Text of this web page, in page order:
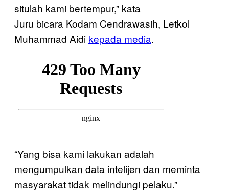
situlah kami bertempur,” kata
Juru bicara Kodam Cendrawasih, Letkol
Muhammad Aidi kepada media.
“Yang bisa kami lakukan adalah
mengumpulkan data intelijen dan meminta
masyarakat tidak melindungi pelaku.”